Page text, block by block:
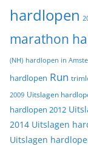
hardlopen
marathon
(NH) hardlopen in
hardlopen Run
2009 Uitslagen
hardlopen 2012
2014 Uitslagen
Uitslagen